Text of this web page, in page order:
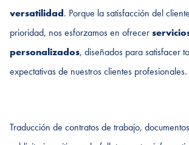
versatilidad. Porque la satisfacción del
prioridad, nos esforzamos en ofrecer
personalizados, diseñados para satisfacer
expectativas de nuestros clientes profesionales.
Traducción de contratos de trabajo,